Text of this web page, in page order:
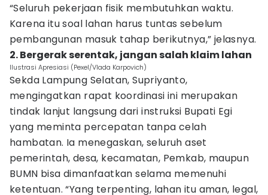
“Seluruh pekerjaan fisik membutuhkan waktu.
Karena itu soal lahan harus tuntas sebelum
pembangunan masuk tahap berikutnya,” jelasnya.
2. Bergerak serentak, jangan salah klaim lahan
Ilustrasi Apresiasi (Pexel/Vlada Karpovich)
Sekda Lampung Selatan, Supriyanto,
mengingatkan rapat koordinasi ini merupakan
tindak lanjut langsung dari instruksi Bupati Egi
yang meminta percepatan tanpa celah
hambatan. Ia menegaskan, seluruh aset
pemerintah, desa, kecamatan, Pemkab, maupun
BUMN bisa dimanfaatkan selama memenuhi
ketentuan. “Yang terpenting, lahan itu aman, legal,